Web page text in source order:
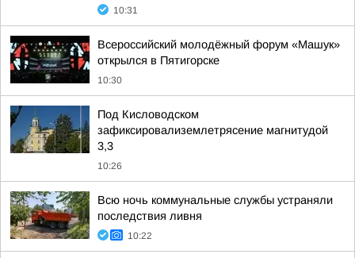
10:31
Всероссийский молодёжный форум «Машук»
открылся в Пятигорске
10:30
Под Кисловодском
зафиксировализемлетрясение магнитудой
3,3
10:26
Всю ночь коммунальные службы устраняли
последствия ливня
10:22